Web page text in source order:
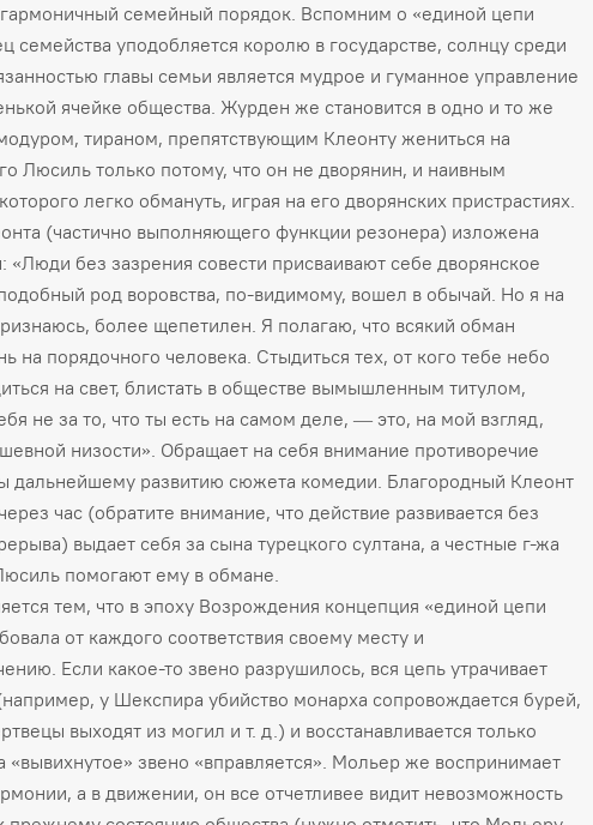
семейный порядок. Вспомним о «единой цепи
семейства уподобляется королю в государстве, солнцу среди
главы семьи является мудрое и гуманное управление
ячейке общества. Журден же становится в одно и то же
тираном, препятствующим Клеонту жениться на
Люсиль только потому, что он не дворянин, и наивным
легко обмануть, играя на его дворянских пристрастиях.
(частично выполняющего функции резонера) изложена
«Люди без зазрения совести присваивают себе дворянское
род воровства, по-видимому, вошел в обычай. Но я на
более щепетилен. Я полагаю, что всякий обман
на порядочного человека. Стыдиться тех, от кого тебе небо
на свет, блистать в обществе вымышленным титулом,
не за то, что ты есть на самом деле, — это, на мой взгляд,
низости». Обращает на себя внимание противоречие
дальнейшему развитию сюжета комедии. Благородный Клеонт
час (обратите внимание, что действие развивается без
выдает себя за сына турецкого султана, а честные г-жа
помогают ему в обмане.
тем, что в эпоху Возрождения концепция «единой цепи
от каждого соответствия своему месту и
Если какое-то звено разрушилось, вся цепь утрачивает
у Шекспира убийство монарха сопровождается бурей,
выходят из могил и т. д.) и восстанавливается только
«вывихнутое» звено «вправляется». Мольер же воспринимает
а в движении, он все отчетливее видит невозможность